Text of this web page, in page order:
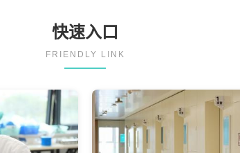
自主定价项目价格的公示
基地学员拟录用人员公示（第一批）
快速入口
FRIENDLY LINK